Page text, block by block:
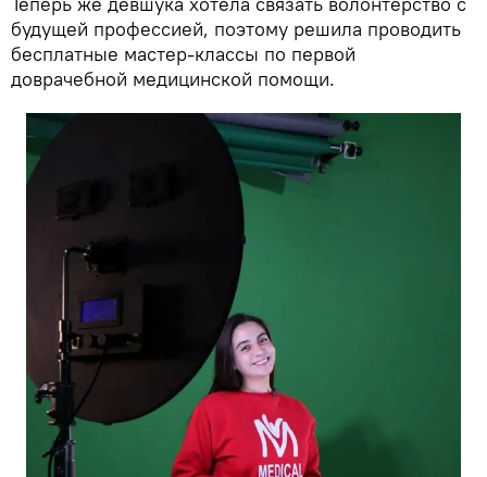
будущей профессией, поэтому решила проводить
бесплатные мастер-классы по первой
доврачебной медицинской помощи.